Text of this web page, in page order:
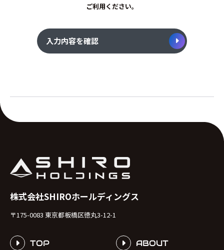
ご利用ください。
入力内容を確認
株式会社SHIROホールディングス
〒175-0083 東京都板橋区徳丸3-12-1
TOP ABOUT